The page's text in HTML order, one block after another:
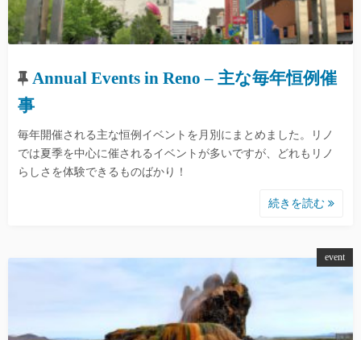
Annual Events in Reno – 主な毎年恒例催
事
毎年開催される主な恒例イベントを月別にまとめました。リノ
では夏季を中心に催されるイベントが多いですが、どれもリノ
らしさを体験できるものばかり！
続きを読む
event